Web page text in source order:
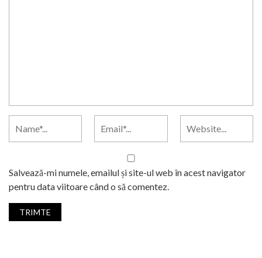
Salvează-mi numele, emailul și site-ul web în acest navigator
pentru data viitoare când o să comentez.